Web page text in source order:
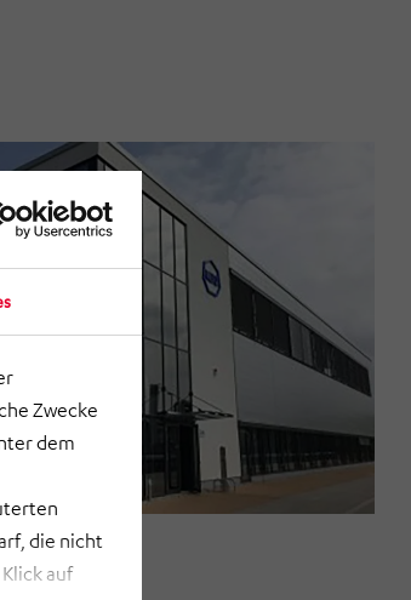
Zwecke
dem
die nicht
auf